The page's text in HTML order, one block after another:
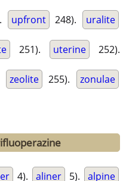
upfront 248). uralite
251). uterine 252).
zeolite 255). zonulae
4). aliner 5). alpine